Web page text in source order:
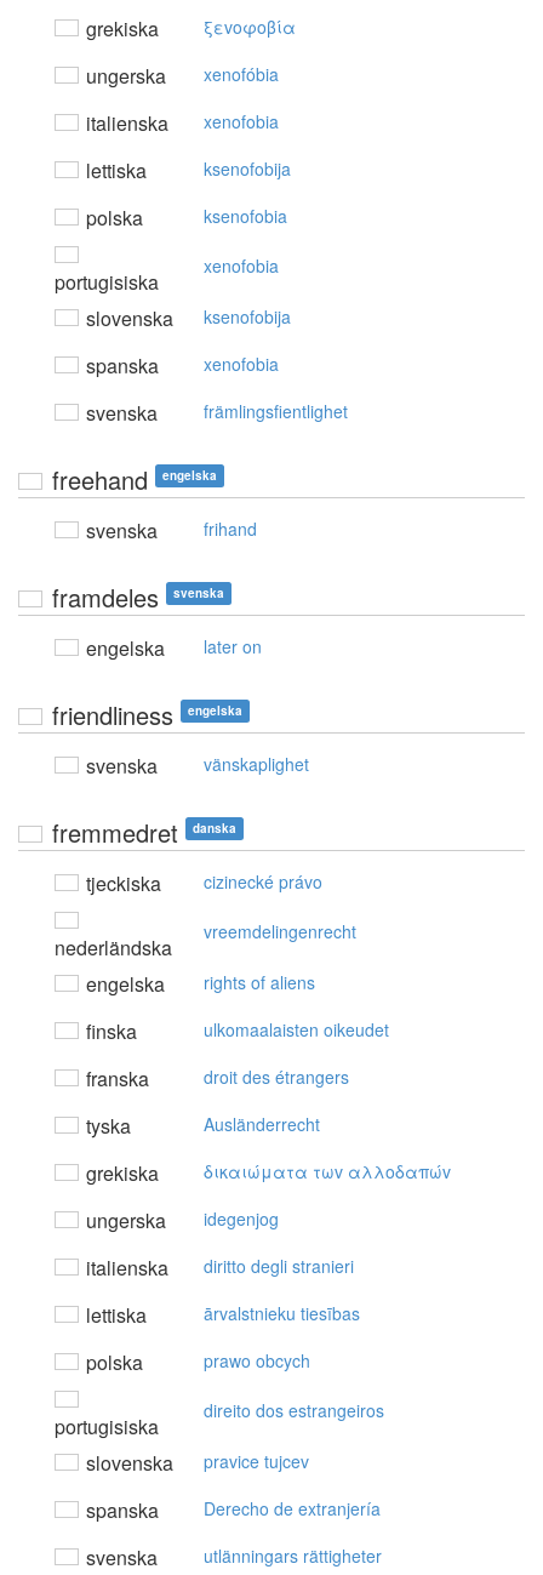
grekiska ξεvoφoβία
ungerska xenofóbia
italienska xenofobia
lettiska ksenofobija
polska ksenofobia
portugisiska
xenofobia
slovenska ksenofobija
spanska xenofobia
svenska främlingsfientlighet
freehand engelska
svenska frihand
framdeles svenska
engelska later on
friendliness engelska
svenska vänskaplighet
fremmedret danska
tjeckiska cizinecké právo
nederländska
vreemdelingenrecht
engelska rights of aliens
finska ulkomaalaisten oikeudet
franska droit des étrangers
tyska Ausländerrecht
grekiska δικαιώματα τωv αλλoδαπώv
ungerska idegenjog
italienska diritto degli stranieri
lettiska ārvalstnieku tiesības
polska prawo obcych
portugisiska
direito dos estrangeiros
slovenska pravice tujcev
spanska Derecho de extranjería
svenska utlänningars rättigheter